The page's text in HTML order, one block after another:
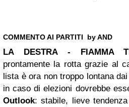
COMMENTO AI PARTITI by AND
LA DESTRA - FIAMMA
prontamente la rotta grazie al
lista è ora non troppo lontana
in caso di elezioni dovrebbe
Outlook: stabile, lieve